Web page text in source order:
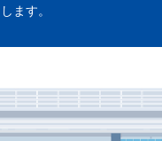
ます。